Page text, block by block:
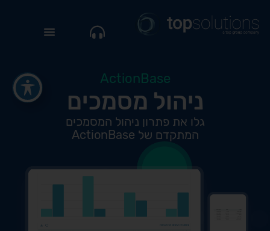
ActionBase
ניהול מסמכים
גלו את פתרון ניהול המסמכים
המתקדם של ActionBase